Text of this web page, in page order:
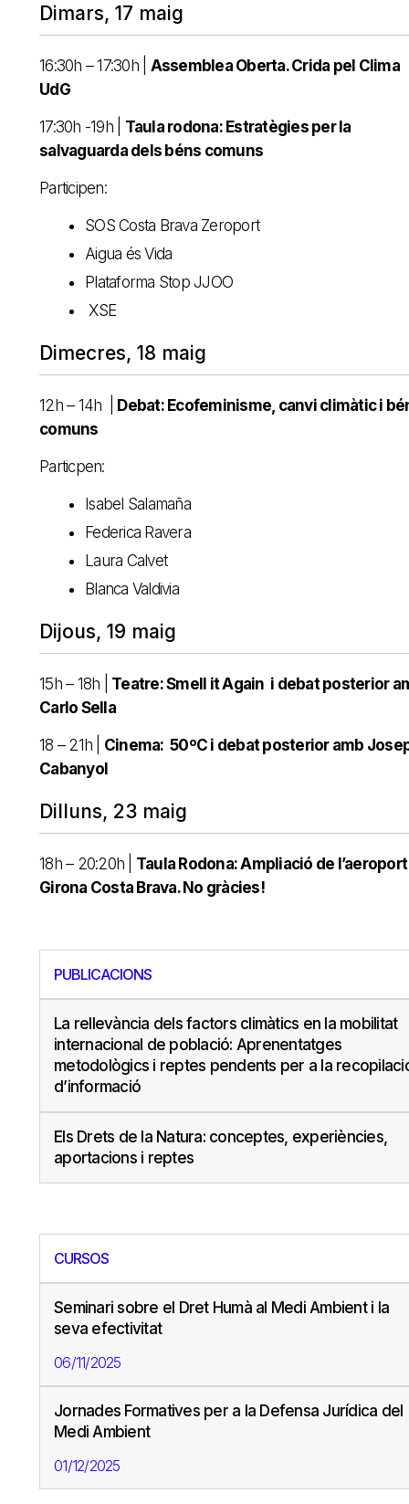
Dimars, 17 maig
16:30h – 17:30h | Assemblea Oberta. Crida pel Clima
UdG
17:30h -19h | Taula rodona: Estratègies per la
salvaguarda dels béns comuns
Participen:
SOS Costa Brava Zeroport
Aigua és Vida
Plataforma Stop JJOO
XSE
Dimecres, 18 maig
12h – 14h | Debat: Ecofeminisme, canvi climàtic i
comuns
Particpen:
Isabel Salamaña
Federica Ravera
Laura Calvet
Blanca Valdivia
Dijous, 19 maig
15h – 18h | Teatre: Smell it Again i debat posterior
Carlo Sella
18 – 21h | Cinema: 50ºC i debat posterior amb
Cabanyol
Dilluns, 23 maig
18h – 20:20h | Taula Rodona: Ampliació de l’aeroport
Girona Costa Brava. No gràcies!
PUBLICACIONS
La rellevància dels factors climàtics en la mobilitat
internacional de població: Aprenentatges
metodològics i reptes pendents per a la
d’informació
Els Drets de la Natura: conceptes, experiències,
aportacions i reptes
CURSOS
Seminari sobre el Dret Humà al Medi Ambient i la
seva efectivitat
06/11/2025
Jornades Formatives per a la Defensa Jurídica del
Medi Ambient
01/12/2025